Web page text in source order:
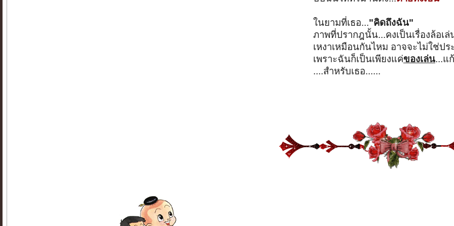
ในยามที่เธอ..."คิดถึงฉัน"
ภาพที่ปรากฎนั้น...คงเป็นเรื่องล้อเล่
เหงาเหมือนกันไหม อาจจะไม่ใช่ปร
เพราะฉันก็เป็นเพียงแค่ของเล่น...แ
....สำหรับเธอ......